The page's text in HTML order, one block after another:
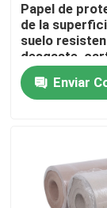
Sobre
Contactos
Solar el
Papel de
de la
suelo
desgaste,
reciclado
Enviar